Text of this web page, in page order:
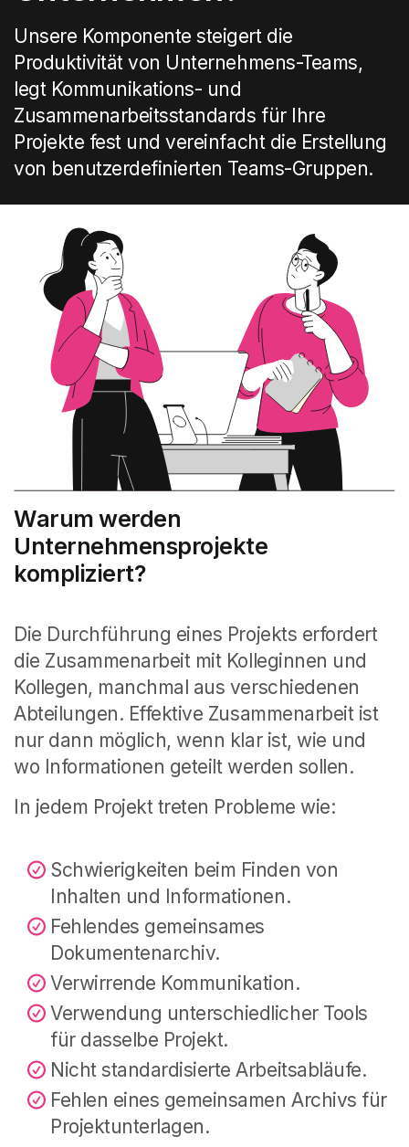
Unsere Komponente steigert die
Produktivität von Unternehmens-Teams,
legt Kommunikations- und
Zusammenarbeitsstandards für Ihre
Projekte fest und vereinfacht die Erstellung
von benutzerdefinierten Teams-Gruppen.
Warum werden
Unternehmensprojekte
kompliziert?
Die Durchführung eines Projekts erfordert
die Zusammenarbeit mit Kolleginnen und
Kollegen, manchmal aus verschiedenen
Abteilungen. Effektive Zusammenarbeit ist
nur dann möglich, wenn klar ist, wie und
wo Informationen geteilt werden sollen.
In jedem Projekt treten Probleme wie:
Schwierigkeiten beim Finden von
Inhalten und Informationen.
Fehlendes gemeinsames
Dokumentenarchiv.
Verwirrende Kommunikation.
Verwendung unterschiedlicher Tools
für dasselbe Projekt.
Nicht standardisierte Arbeitsabläufe.
Fehlen eines gemeinsamen Archivs für
Projektunterlagen.